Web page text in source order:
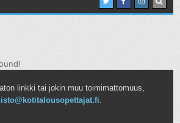
linkki tai jokin muu toimimattomuus,
.